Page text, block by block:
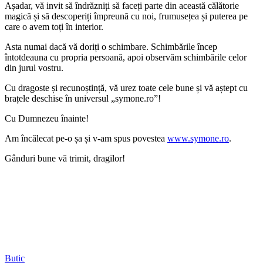
Așadar, vă invit să îndrăzniți să faceți parte din această călătorie
magică și să descoperiți împreună cu noi, frumusețea și puterea pe
care o avem toți în interior.
Asta numai dacă vă doriți o schimbare. Schimbările încep
întotdeauna cu propria persoană, apoi observăm schimbările celor
din jurul vostru.
Cu dragoste și recunoștință, vă urez toate cele bune și vă aștept cu
brațele deschise în universul „symone.ro”!
Cu Dumnezeu înainte!
Am încălecat pe-o șa și v-am spus povestea www.symone.ro.
Gânduri bune vă trimit, dragilor!
Butic